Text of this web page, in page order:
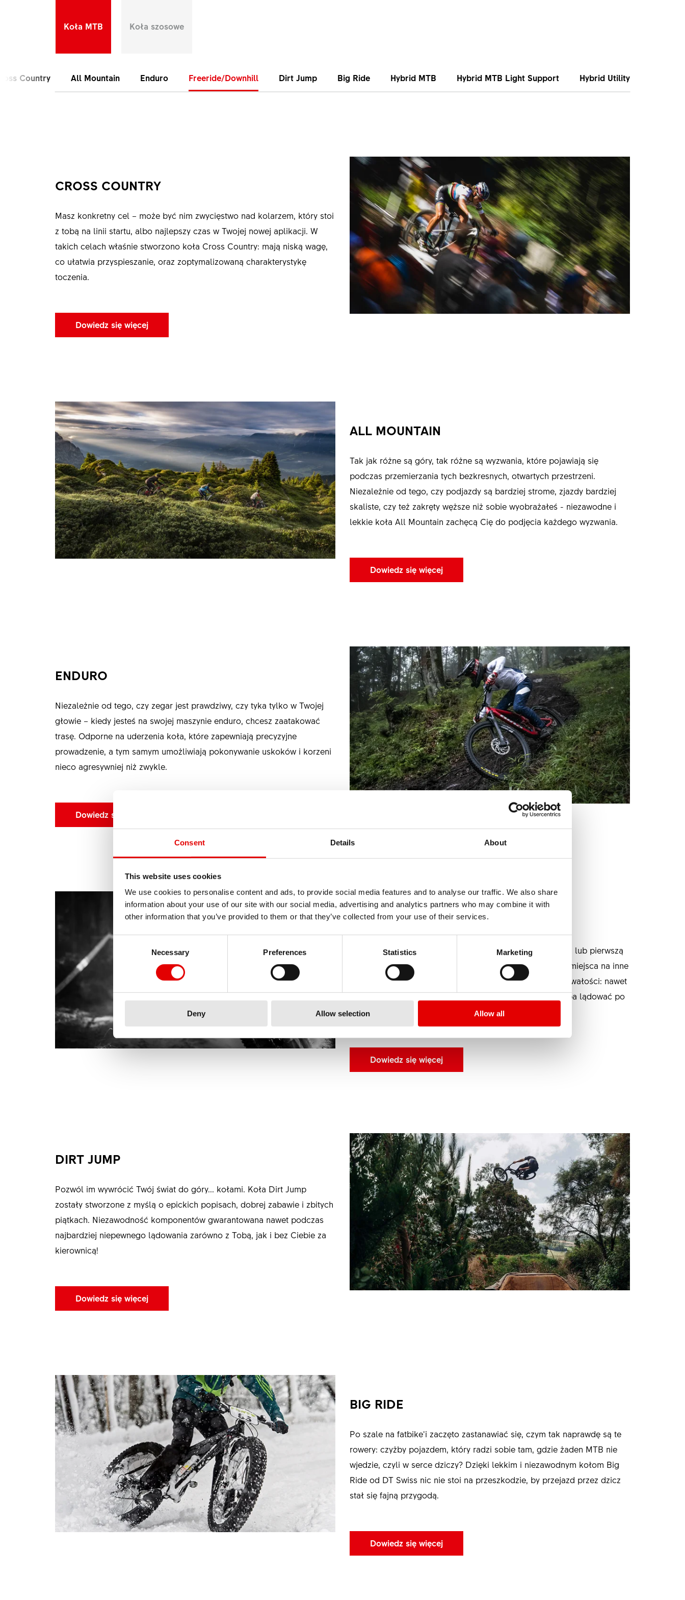
Consent Details About
This website uses cookies
We use cookies to personalise content and ads, to provide social media features and to analyse our traffic. We also share
information about your use of our site with our social media, advertising and analytics partners who may combine it with
other information that you’ve provided to them or that they’ve collected from your use of their services.
Consent Selection
Necessary
Preferences Statistics Marketing
Deny Allow selection Allow all
Country All Mountain Enduro Freeride/Downhill Dirt Jump Big Ride Hybrid MTB Hybrid MTB Light Support Hybrid Utility
CROSS COUNTRY
Masz konkretny cel – może być nim zwycięstwo nad kolarzem, który stoi
z tobą na linii startu, albo najlepszy czas w Twojej nowej aplikacji. W
takich celach właśnie stworzono koła Cross Country: mają niską wagę,
co ułatwia przyspieszanie, oraz zoptymalizowaną charakterystykę
toczenia.
Dowiedz się więcej
ALL MOUNTAIN
Tak jak różne są góry, tak różne są wyzwania, które pojawiają się
podczas przemierzania tych bezkresnych, otwartych przestrzeni.
Niezależnie od tego, czy podjazdy są bardziej strome, zjazdy bardziej
skaliste, czy też zakręty węższe niż sobie wyobrażałeś - niezawodne i
lekkie koła All Mountain zachęcą Cię do podjęcia każdego wyzwania.
Dowiedz się więcej
ENDURO
Niezależnie od tego, czy zegar jest prawdziwy, czy tyka tylko w Twojej
głowie – kiedy jesteś na swojej maszynie enduro, chcesz zaatakować
trasę. Odporne na uderzenia koła, które zapewniają precyzyjne
prowadzenie, a tym samym umożliwiają pokonywanie uskoków i korzeni
nieco agresywniej niż zwykle.
Dowiedz się więcej
FREERIDE/DOWNHILL
Napięcie w bloku startowym przed rozpoczęciem wyścigu lub pierwszą
jazdą samodzielnie zbudowanym dualem nie pozostawia miejsca na inne
myśli. Dlatego koła Freeride zaprojektowano z myślą o trwałości: nawet
w przypadku, gdy nie złapiesz idealnej trasy lub gdy trzeba lądować po
hopce.
Dowiedz się więcej
DIRT JUMP
Pozwól im wywrócić Twój świat do góry... kołami. Koła Dirt Jump
zostały stworzone z myślą o epickich popisach, dobrej zabawie i zbitych
piątkach. Niezawodność komponentów gwarantowana nawet podczas
najbardziej niepewnego lądowania zarówno z Tobą, jak i bez Ciebie za
kierownicą!
Dowiedz się więcej
BIG RIDE
Po szale na fatbike’i zaczęto zastanawiać się, czym tak naprawdę są te
rowery: czyżby pojazdem, który radzi sobie tam, gdzie żaden MTB nie
wjedzie, czyli w serce dziczy? Dzięki lekkim i niezawodnym kołom Big
Ride od DT Swiss nic nie stoi na przeszkodzie, by przejazd przez dzicz
stał się fajną przygodą.
Dowiedz się więcej
Koła MTB Koła szosowe